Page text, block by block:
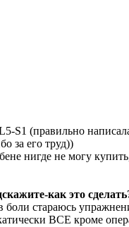
S1 (правильно
за его труд))
нигде не могу
как это
стараюсь
ВСЕ кроме